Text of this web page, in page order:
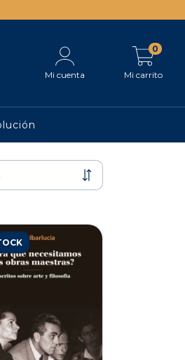
Mi cuenta Mi carrito
0